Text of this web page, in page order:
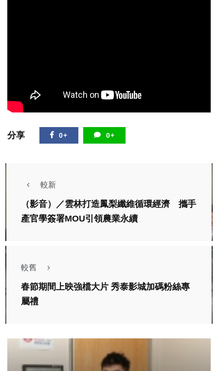
分享 0+ 0+
較新
（影音）／雲林打造鳳梨纖維循環經濟 攜手
產官學簽署MOU引領農業永續
較舊
春節期間上映強檔大片 秀泰影城加碼粉絲專
屬禮